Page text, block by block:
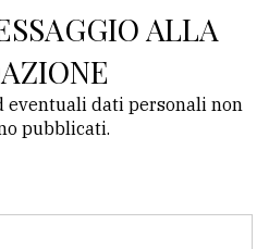
ALLA
eventuali dati personali non
pubblicati.